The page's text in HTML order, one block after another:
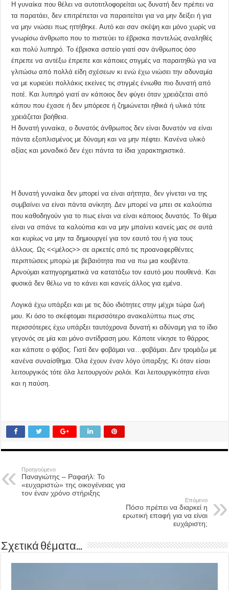
Η γυναίκα που θέλει να αυτοτιτλοφορείται ως δυνατή δεν πρέπει να
τα παρατάει, δεν επιτρέπεται να παραιτείται για να μην δείξει ή για
να μην νιώσει πως ηττήθηκε. Αυτό και σαν σκέψη και μόνο χωρίς να
γνωρίσω άνθρωπο που το πιστεύει το έβρισκα παντελώς αναληθές
και πολύ λυπηρό. Το έβρισκα αστείο γιατί σαν άνθρωπος όσο
έπρεπε να αντέξω έπρεπε και κάποιες στιγμές να παραιτηθώ για να
γλιτώσω από πολλά είδη σχέσεων κι ενώ έχω νιώσει την αδυναμία
να με κυριεύει πολλάκις εκείνες τις στιγμές ένιωθα πιο δυνατή από
ποτέ. Και λυπηρό γιατί αν κάποιος δεν φύγει όταν χρειάζεται από
κάπου που έχασε ή δεν μπόρεσε ή ζημιώνεται ηθικά ή υλικά τότε
χρειάζεται βοήθεια.
Η δυνατή γυναίκα, ο δυνατός άνθρωπος δεν είναι δυνατόν να είναι
πάντα εξοπλισμένος με δύναμη και να μην πέφτει. Κανένα υλικό
αξίας και μοναδικό δεν έχει πάντα τα ίδια χαρακτηριστικά.
Η δυνατή γυναίκα δεν μπορεί να είναι αήττητα, δεν γίνεται να της
συμβαίνει να είναι πάντα ανίκητη. Δεν μπορεί να μπει σε καλούπια
που καθοδηγούν για το πως είναι να είναι κάποιος δυνατός. Το θέμα
είναι να σπάνε τα καλούπια και να μην μπαίνει κανείς μας σε αυτά
και κυρίως να μην τα δημιουργεί για τον εαυτό του ή για τους
άλλους. Ως <<μέλος>> σε αρκετές από τις προαναφερθέντες
περιπτώσεις μπορώ με βεβαιότητα πια να πω μια κουβέντα.
Αρνούμαι κατηγορηματικά να κατατάξω τον εαυτό μου πουθενά. Και
φυσικά δεν θέλω να το κάνει και κανείς άλλος για εμένα.
Λογικά έχω υπάρξει και με τις δύο ιδιότητες στην μέχρι τώρα ζωή
μου. Κι όσο το σκέφτομαι περισσότερο ανακαλύπτω πως στις
περισσότερες έχω υπάρξει ταυτόχρονα δυνατή κι αδύναμη για το ίδιο
γεγονός σε μία και μόνο αντίδραση μου. Κάποτε νίκησε το θάρρος
και κάποτε ο φόβος. Γιατί δεν φοβάμαι να…φοβάμαι. Δεν τρομάζω με
κανένα συναίσθημα. Όλα έχουν έναν λόγο ύπαρξης. Κι όταν είσαι
λειτουργικός τότε όλα λειτουργούν ρολόι. Και λειτουργικότητα είναι
και η παύση.
Προηγούμενο
Παναγιώτης – Ραφαήλ: Το
«ευχαριστώ» της οικογένειας για
τον έναν χρόνο στήριξης
Επόμενο
Πόσο πρέπει να διαρκεί η
ερωτική επαφή για να είναι
ευχάριστη;
Σχετικά θέματα...